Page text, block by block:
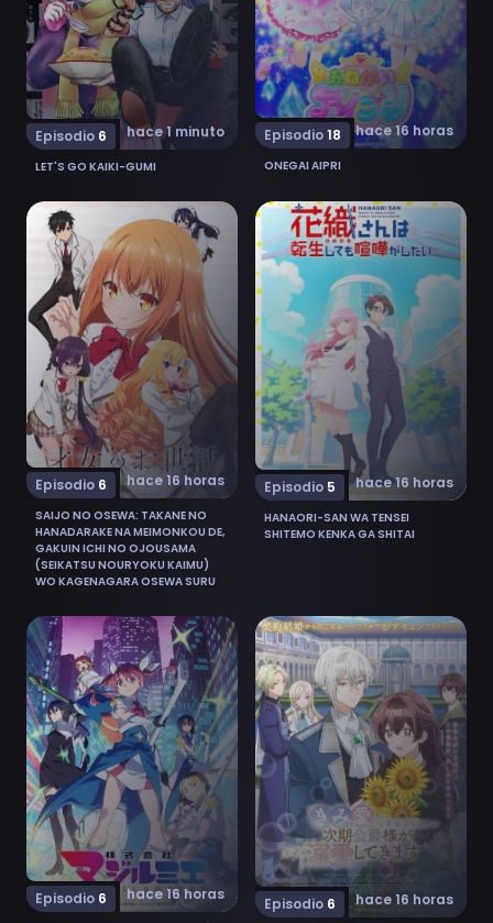
hace 1 minuto
Episodio 6
LET'S GO KAIKI-GUMI
hace 16 horas
Episodio18
ONEGAI AIPRI
hace 16 horas
Episodio 6
SAIJO NO OSEWA: TAKANE NO
HANADARAKE NA MEIMONKOU DE,
GAKUIN ICHI NO OJOUSAMA
(SEIKATSU NOURYOKU KAIMU)
WO KAGENAGARA OSEWA SURU
Ver Saijo no Osewa: Takane no Hanadarake na
hace 16 horas
Episodio 5
HANAORI-SAN WA TENSEI
SHITEMO KENKA GA SHITAI
Ver Hanaori-san wa
hace 16 horas
Episodio 6
Ver Kabushikigaisha Magi-Lumière 2nd Season 6
hace 16 horas
Episodio 6
Ver "Kimi wo Aisuru Ki wa